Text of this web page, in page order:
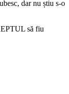
dar nu știu s-o
să fiu